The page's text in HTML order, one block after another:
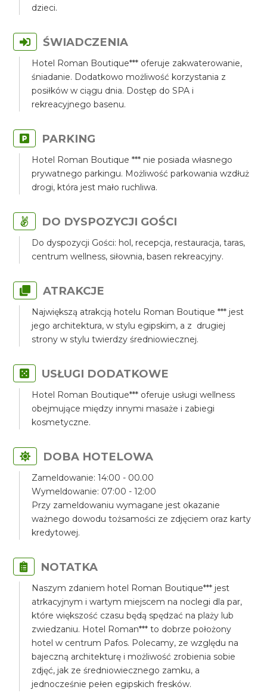
dzieci.
ŚWIADCZENIA
Hotel Roman Boutique*** oferuje zakwaterowanie,
śniadanie. Dodatkowo możliwość korzystania z
posiłków w ciągu dnia. Dostęp do SPA i
rekreacyjnego basenu.
PARKING
Hotel Roman Boutique *** nie posiada własnego
prywatnego parkingu. Możliwość parkowania wzdłuż
drogi, która jest mało ruchliwa.
DO DYSPOZYCJI GOŚCI
Do dyspozycji Gości: hol, recepcja, restauracja, taras,
centrum wellness, siłownia, basen rekreacyjny.
ATRAKCJE
Największą atrakcją hotelu Roman Boutique *** jest
jego architektura, w stylu egipskim, a z drugiej
strony w stylu twierdzy średniowiecznej.
USŁUGI DODATKOWE
Hotel Roman Boutique*** oferuje usługi wellness
obejmujące między innymi masaże i zabiegi
kosmetyczne.
DOBA HOTELOWA
Zameldowanie: 14:00 - 00.00
Wymeldowanie: 07:00 - 12:00
Przy zameldowaniu wymagane jest okazanie
ważnego dowodu tożsamości ze zdjęciem oraz karty
kredytowej.
NOTATKA
Naszym zdaniem hotel Roman Boutique*** jest
atrkacyjnym i wartym miejscem na noclegi dla par,
które większość czasu będą spędzać na plaży lub
zwiedzaniu. Hotel Roman*** to dobrze położony
hotel w centrum Pafos. Polecamy, ze względu na
bajeczną architekturę i możliwość zrobienia sobie
zdjęć, jak ze średniowiecznego zamku, a
jednocześnie pełen egipskich fresków.